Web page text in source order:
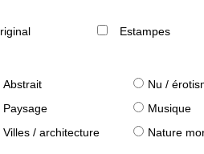
Estampes
Abstrait Nu /
Paysage Musique
Villes / architecture Nature